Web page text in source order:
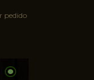
pedido